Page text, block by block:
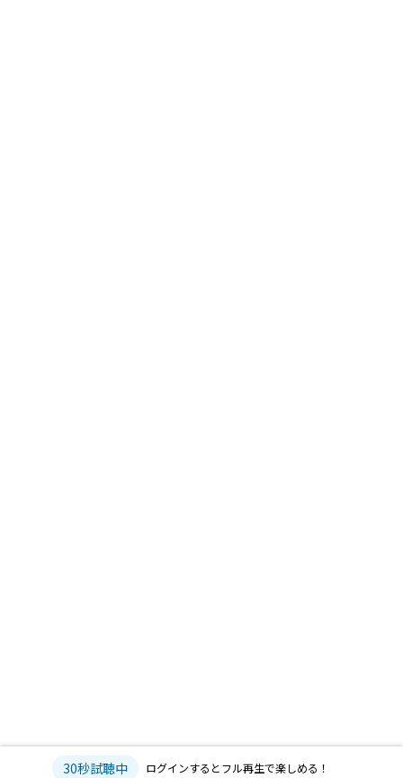
30秒試聴中 ログインするとフル再生で楽しめる！